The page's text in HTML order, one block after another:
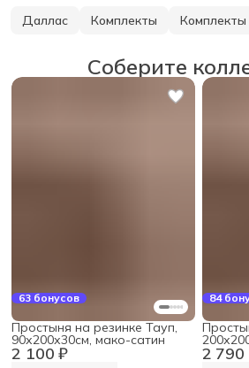
Даллас Комплекты Комплекты
Соберите
63 бонусов
2 100 ₽
Простыня на резинке Тауп,
90х200х30см, мако-сатин
84
2 790